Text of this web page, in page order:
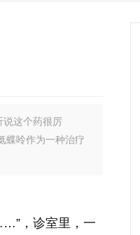
说这个药很厉
蝶呤作为一种治疗
，诊室里，一